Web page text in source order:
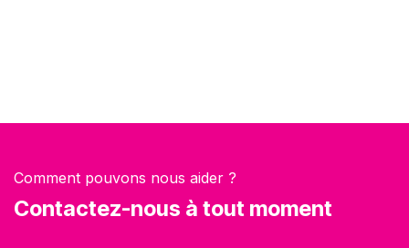
Comment pouvons nous aider ?
Contactez-nous à tout moment